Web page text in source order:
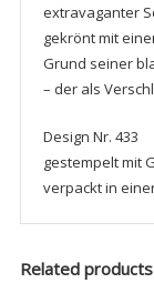
extravaganter
gekrönt mit
Grund seiner
– der als
Design Nr. 433
gestempelt mit
verpackt in
Related products